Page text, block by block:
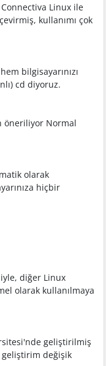
Linux ile
kullanımı çok
bilgisayarınızı
cd diyoruz.
öneriliyor Normal
olarak
hiçbir
diğer Linux
olarak kullanılmaya
geliştirilmiş
geliştirim değişik